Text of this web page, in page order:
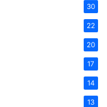
30
22
20
17
14
13